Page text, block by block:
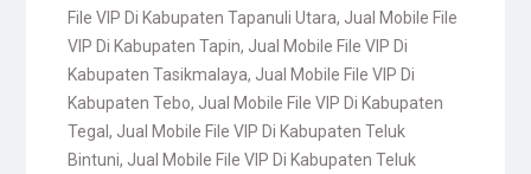
File VIP Di Kabupaten Tapanuli Utara, Jual Mobile File
VIP Di Kabupaten Tapin, Jual Mobile File VIP Di
Kabupaten Tasikmalaya, Jual Mobile File VIP Di
Kabupaten Tebo, Jual Mobile File VIP Di Kabupaten
Tegal , Jual Mobile File VIP Di Kabupaten Teluk
Bintuni, Jual Mobile File VIP Di Kabupaten Teluk